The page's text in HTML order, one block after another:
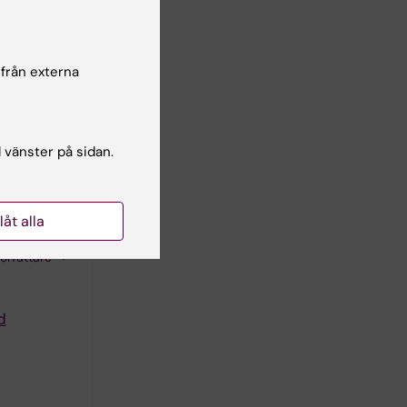
Asghar
U
of
Vegvari
A;
G;
externa
på sidan.
alla